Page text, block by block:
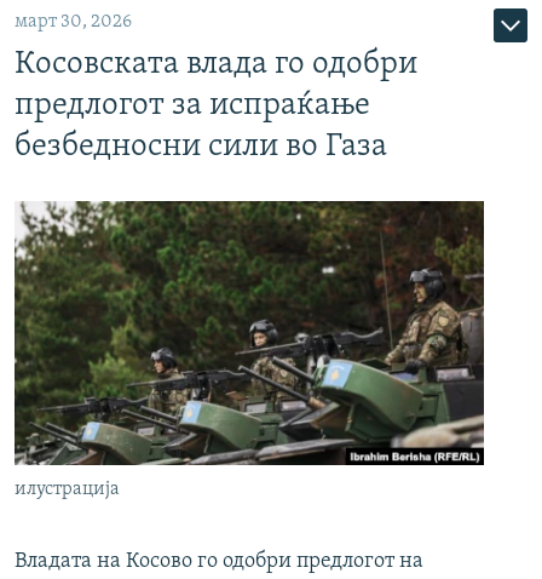
март 30, 2026
Косовската влада го одобри
предлогот за испраќање
безбедносни сили во Газа
илустрација
Владата на Косово го одобри предлогот на